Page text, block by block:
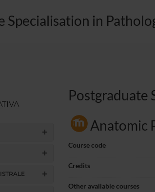
Specialisation in
Postgraduate
Anatomic
Course code
Credits
Other available courses